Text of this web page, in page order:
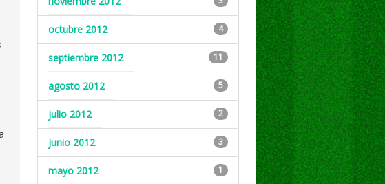
octubre 2012 4
septiembre 2012 11
agosto 2012 5
julio 2012 2
junio 2012 3
mayo 2012 1